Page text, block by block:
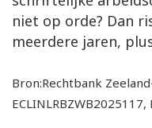
niet op orde? Dan
meerdere jaren,
Bron:Rechtbank